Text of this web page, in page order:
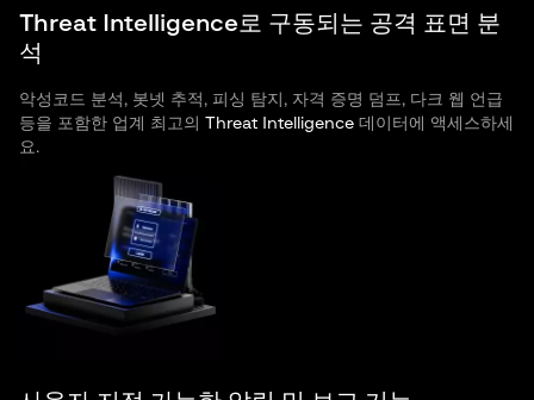
Threat Intelligence로 구동되는 공격 표면 분
석
악성코드 분석, 봇넷 추적, 피싱 탐지, 자격 증명 덤프, 다크 웹 언급
등을 포함한 업계 최고의 Threat Intelligence 데이터에 액세스하세
요.